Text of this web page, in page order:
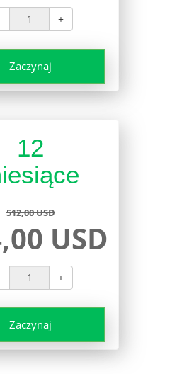
+
Zaczynaj
12
512,00 USD
USD
+
Zaczynaj